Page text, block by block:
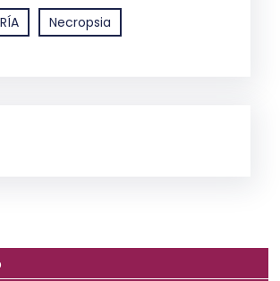
Necropsia